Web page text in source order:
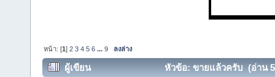
หน้า: [1]2 3 4 5 6 ...9 ลงล่าง
ผู้เขียน หัวข้อ: ขายแล้วครับ (อ่าน